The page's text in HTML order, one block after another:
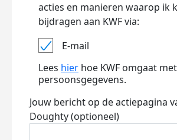
acties en manieren waarop ik
bijdragen aan KWF via:
E-mail
Lees hier hoe KWF omgaat
persoonsgegevens.
Jouw bericht op de actiepagina
Doughty (optioneel)